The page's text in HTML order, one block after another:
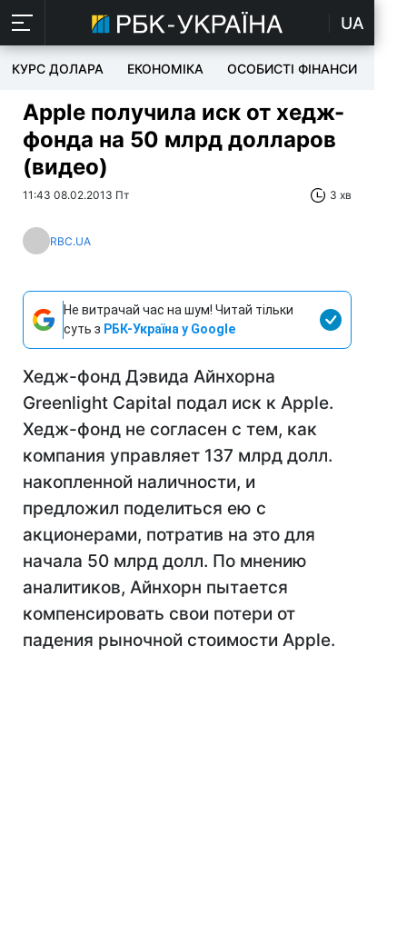
UA
КУРС ДОЛАРА ЕКОНОМІКА ОСОБИСТІ ФІНАНСИ
Apple получила иск от хедж-
фонда на 50 млрд долларов
(видео)
11:43 08.02.2013 Пт 3 хв
RBC.UA
Не витрачай час на шум! Читай тільки
суть з РБК-Україна у Google
Хедж-фонд Дэвида Айнхорна
Greenlight Capital подал иск к Apple.
Хедж-фонд не согласен с тем, как
компания управляет 137 млрд долл.
накопленной наличности, и
предложил поделиться ею с
акционерами, потратив на это для
начала 50 млрд долл. По мнению
аналитиков, Айнхорн пытается
компенсировать свои потери от
падения рыночной стоимости Apple.